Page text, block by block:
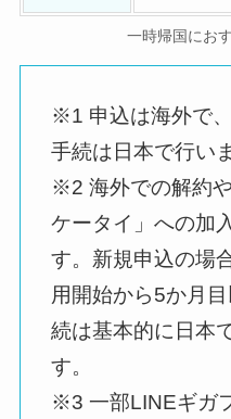
一時帰国にお
※1 申込は海外で
手続は日本で行い
※2 海外での解約
ケータイ」への加
す。新規申込の場
用開始から5か月
続は基本的に日本
す。
※3 一部LINEギガ